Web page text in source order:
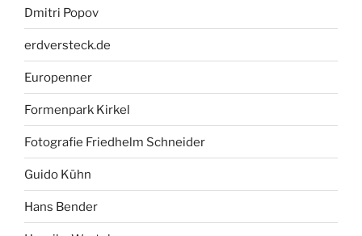
Dmitri Popov
erdversteck.de
Europenner
Formenpark Kirkel
Fotografie Friedhelm Schneider
Guido Kühn
Hans Bender